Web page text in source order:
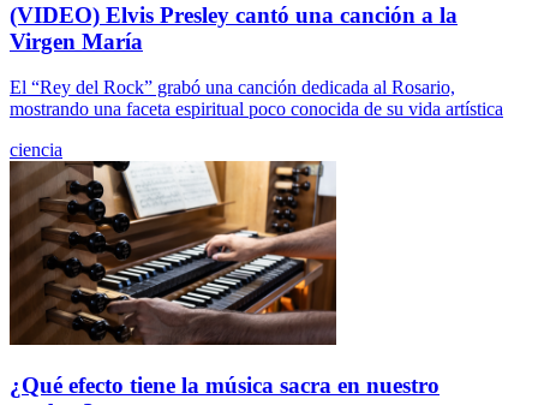
(VIDEO) Elvis Presley cantó una canción a la
Virgen María
El “Rey del Rock” grabó una canción dedicada al Rosario,
mostrando una faceta espiritual poco conocida de su vida artística
ciencia
¿Qué efecto tiene la música sacra en nuestro